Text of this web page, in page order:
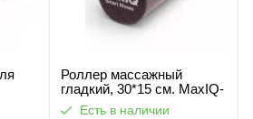
Роллер массажный
гладкий, 30*15 см. MaxIQ-
MDF019
Есть в наличии